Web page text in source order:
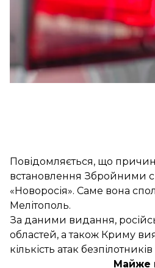
Повідомляється, що
встановлення Збройними
«Новоросія». Саме вона
Мелітополь.
За даними видання,
областей, а також Криму
кількість атак
Майже